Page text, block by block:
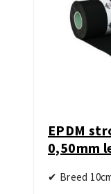
EPDM
0,50mm
✔ Breed